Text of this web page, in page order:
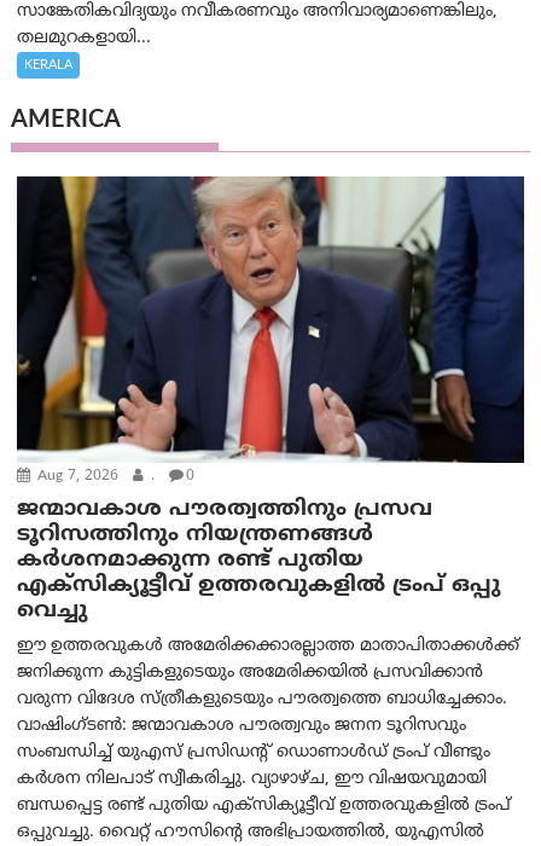
സാങ്കേതികവിദ്യയും നവീകരണവും അനിവാര്യമാണെങ്കിലും,
തലമുറകളായി...
KERALA
AMERICA
Aug 7, 2026 . 0
ജന്മാവകാശ പൗരത്വത്തിനും പ്രസവ
ടൂറിസത്തിനും നിയന്ത്രണങ്ങൾ
കർശനമാക്കുന്ന രണ്ട് പുതിയ
എക്സിക്യൂട്ടീവ് ഉത്തരവുകളിൽ ട്രംപ് ഒപ്പു
വെച്ചു
ഈ ഉത്തരവുകൾ അമേരിക്കക്കാരല്ലാത്ത മാതാപിതാക്കൾക്ക്
ജനിക്കുന്ന കുട്ടികളുടെയും അമേരിക്കയിൽ പ്രസവിക്കാൻ
വരുന്ന വിദേശ സ്ത്രീകളുടെയും പൗരത്വത്തെ ബാധിച്ചേക്കാം.
വാഷിംഗ്ടണ്‍: ജന്മാവകാശ പൗരത്വവും ജനന ടൂറിസവും
സംബന്ധിച്ച് യുഎസ് പ്രസിഡന്റ് ഡൊണാൾഡ് ട്രംപ് വീണ്ടും
കർശന നിലപാട് സ്വീകരിച്ചു. വ്യാഴാഴ്ച, ഈ വിഷയവുമായി
ബന്ധപ്പെട്ട രണ്ട് പുതിയ എക്സിക്യൂട്ടീവ് ഉത്തരവുകളിൽ ട്രംപ്
ഒപ്പുവച്ചു. വൈറ്റ് ഹൗസിന്റെ അഭിപ്രായത്തിൽ, യുഎസിൽ